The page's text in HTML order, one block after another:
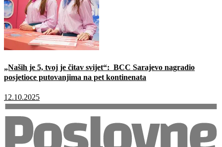
„Naših je 5, tvoj je čitav svijet“: BCC Sarajevo nagradio
posjetioce putovanjima na pet kontinenata
12.10.2025